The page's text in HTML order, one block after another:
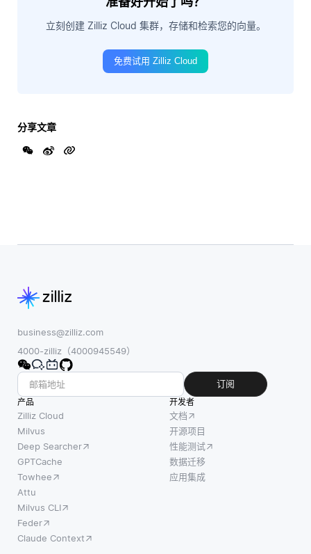
立刻创建 Zilliz Cloud 集群，存储和检索您的向量。
免费试用 Zilliz Cloud
分享文章
business@zilliz.com
4000-zilliz（4000945549）
订阅
产品
Zilliz Cloud
Milvus
Deep Searcher
GPTCache
Towhee
Attu
Milvus CLI
Feder
Claude Context
开发者
文档
开源项目
性能测试
数据迁移
应用集成